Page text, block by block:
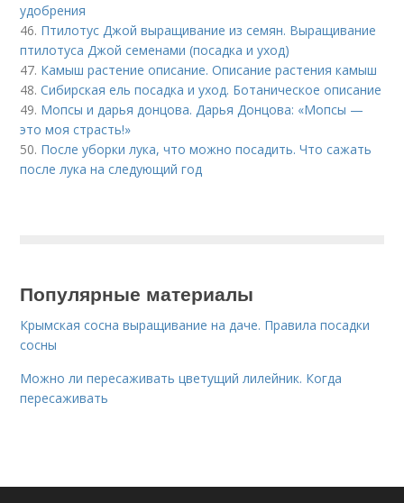
удобрения
46. Птилотус Джой выращивание из семян. Выращивание
птилотуса Джой семенами (посадка и уход)
47. Камыш растение описание. Описание растения камыш
48.Сибирская ель посадка и уход. Ботаническое описание
49. Мопсы и дарья донцова. Дарья Донцова: «Мопсы —
это моя страсть!»
50. После уборки лука, что можно посадить. Что сажать
после лука на следующий год
Популярные материалы
Крымская сосна выращивание на даче. Правила посадки
сосны
Можно ли пересаживать цветущий лилейник. Когда
пересаживать